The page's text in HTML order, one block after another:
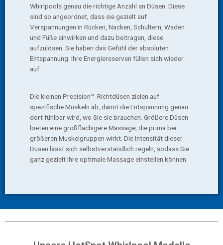
Whirlpools genau die richtige Anzahl an Düsen. Diese
sind so angeordnet, dass sie gezielt auf
Verspannungen in Rücken, Nacken, Schultern, Waden
und Füße einwirken und dazu beitragen, diese
aufzulösen. Sie haben das Gefühl der absoluten
Entspannung. Ihre Energiereserven füllen sich wieder
auf.
Die kleinen Precision™-Richtdüsen zielen auf
spezifische Muskeln ab, damit die Entspannung genau
dort fühlbar wird, wo Sie sie brauchen. Größere Düsen
bieten eine großflächigere Massage, die prima bei
größeren Muskelgruppen wirkt. Die Intensität dieser
Düsen lässt sich selbstverständlich regeln, sodass Sie
ganz gezielt Ihre optimale Massage einstellen können.